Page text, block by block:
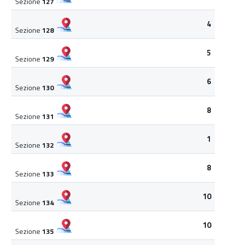
Sezione 128
4
Sezione 129
5
Sezione 130
6
Sezione 131
8
Sezione 132
1
Sezione 133
8
Sezione 134
10
Sezione 135
10